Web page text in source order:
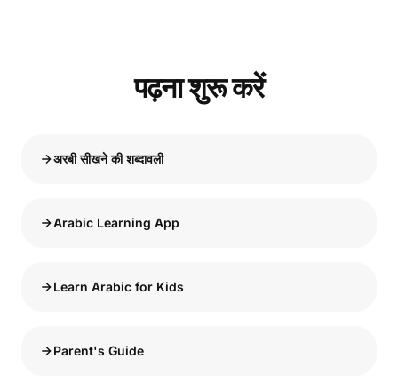
पढ़ना शुरू करें
अरबी सीखने की शब्दावली
Arabic Learning App
Learn Arabic for Kids
Parent's Guide